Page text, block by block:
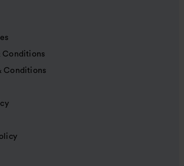
Conditions
Conditions